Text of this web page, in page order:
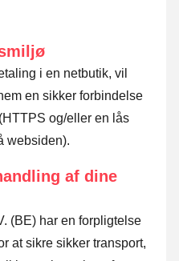
i en netbutik, vil
en sikker forbindelse
og/eller en lås
websiden).
af dine
(BE) har en forpligtelse
at sikre sikker transport,